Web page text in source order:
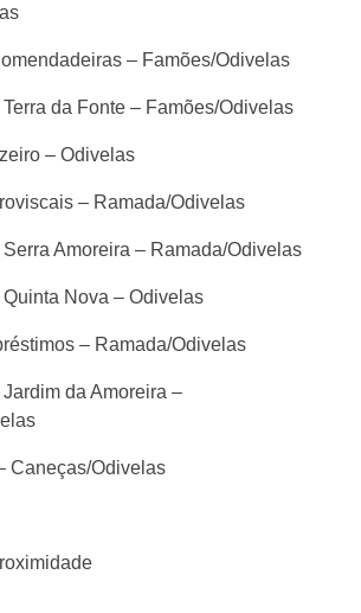
– Famões/Odivelas
da Fonte – Famões/Odivelas
– Odivelas
– Ramada/Odivelas
Amoreira – Ramada/Odivelas
Nova – Odivelas
– Ramada/Odivelas
da Amoreira –
Caneças/Odivelas